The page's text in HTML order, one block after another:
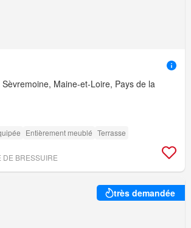
Maine-et-Loire, Pays de la
Entièrement meublé Terrasse
DE BRESSUIRE
très demandée